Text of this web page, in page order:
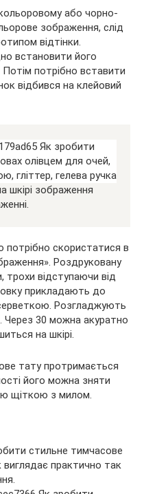
або чорно-
зображення, слід
відтінки.
встановити його
Потім потрібно вставити
відбився на клейовий
шкірі зображення
скористатися в
Роздруковану
трохи відступаючи від
прикладають до
Розгладжують
Через 30 можна акуратно
на шкірі.
тату протримається
його можна зняти
щіткою з милом.
стильне тимчасове
практично так